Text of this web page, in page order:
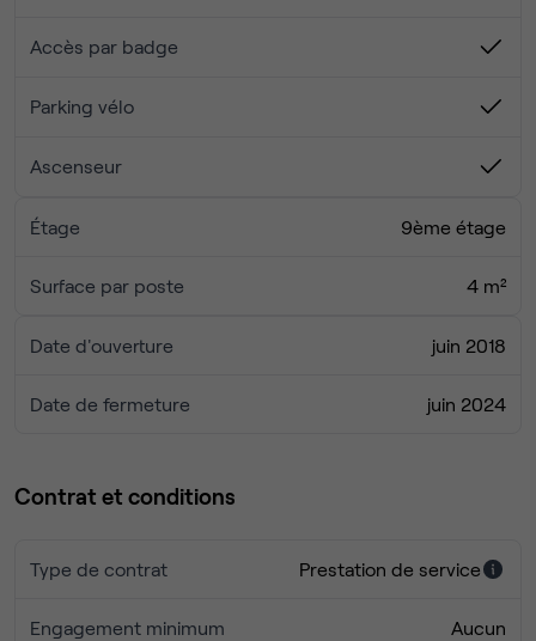
Parking privatif sécurisé
Accès par badge
Parking vélo
Ascenseur
Étage 9ème étage
Surface par poste 4 m²
Date d'ouverture juin 2018
Date de fermeture juin 2024
Contrat et conditions
Type de contrat Prestation de service
Engagement minimum Aucun